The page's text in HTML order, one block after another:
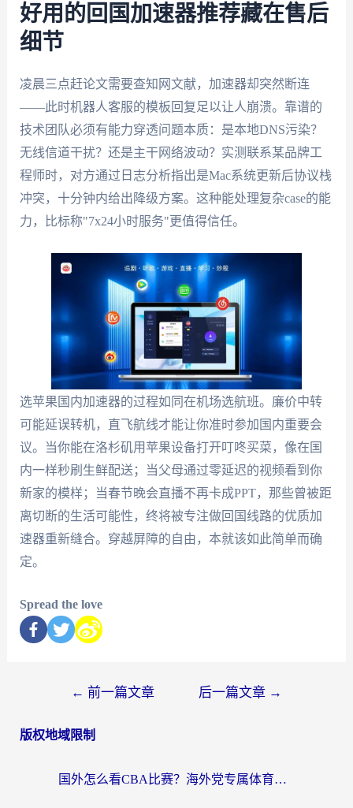
好用的回国加速器推荐藏在售后
细节
凌晨三点赶论文需要查知网文献，加速器却突然断连
——此时机器人客服的模板回复足以让人崩溃。靠谱的
技术团队必须有能力穿透问题本质：是本地DNS污染？
无线信道干扰？还是主干网络波动？实测联系某品牌工
程师时，对方通过日志分析指出是Mac系统更新后协议栈
冲突，十分钟内给出降级方案。这种能处理复杂case的能
力，比标称"7x24小时服务"更值得信任。
选苹果国内加速器的过程如同在机场选航班。廉价中转
可能延误转机，直飞航线才能让你准时参加国内重要会
议。当你能在洛杉矶用苹果设备打开叮咚买菜，像在国
内一样秒刷生鲜配送；当父母通过零延迟的视频看到你
新家的模样；当春节晚会直播不再卡成PPT，那些曾被距
离切断的生活可能性，终将被专注做回国线路的优质加
速器重新缝合。穿越屏障的自由，本就该如此简单而确
定。
Spread the love
← 前一篇文章 后一篇文章 →
版权地域限制
国外怎么看CBA比赛？海外党专属体育直播指南，告别地区限制看球自由